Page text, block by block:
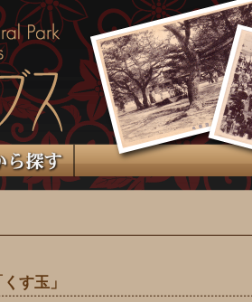
す玉」